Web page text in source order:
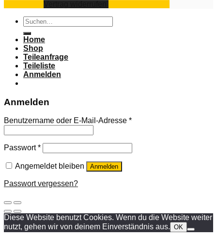
Suchen
nach:
Home
Shop
Teileanfrage
Teileliste
Anmelden
Anmelden
Benutzername oder E-Mail-Adresse *
Passwort*
Angemeldet bleiben Anmelden
Passwort vergessen?
Diese Website benutzt Cookies. Wenn du die Website weiter
nutzt, gehen wir von deinem Einverständnis aus. OK